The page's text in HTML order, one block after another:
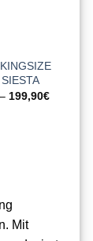
199,90€
Mit